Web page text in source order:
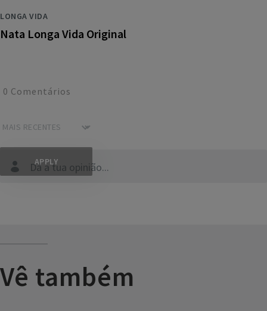
LONGA VIDA
Nata Longa Vida Original
Dá a tua opinião...
0 Comentários
Vê também